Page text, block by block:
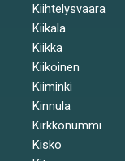
Kiihtelysvaara
Kiikala
Kiikka
Kiikoinen
Kiiminki
Kinnula
Kirkkonummi
Kisko